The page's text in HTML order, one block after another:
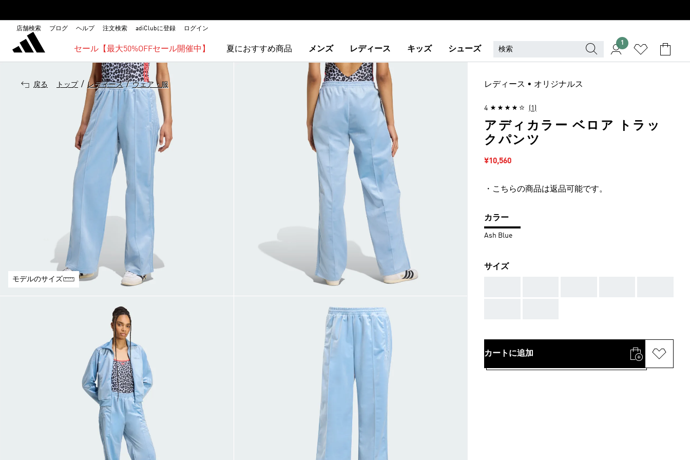
店舗検索 ブログ ヘルプ 注文検索 adiClubに登録 ログイン
セール【最大50%OFFセール開催中】 夏におすすめ商品 メンズ レディース キッズ シューズ
1
戻る トップ / レディース / ウェア・服
モデルのサイズ
レディース • オリジナルス
4 (1)
アディカラー ベロア トラッ
クパンツ
セール価格
¥10,560
・こちらの商品は返品可能です。
カラー
Ash Blue
サイズ
カートに追加